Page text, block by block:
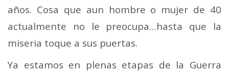
años. Cosa que aun hombre o mujer de 40
actualmente no le preocupa…hasta que la
miseria toque a sus puertas.
Ya estamos en plenas etapas de la Guerra